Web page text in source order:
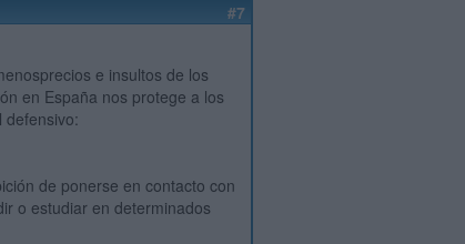
#7
e insultos de los
en España nos protege a los
defensivo:
de ponerse en contacto con
o estudiar en determinados